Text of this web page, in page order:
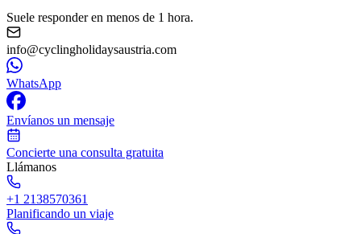
Suele responder en menos de 1 hora.
info@cyclingholidaysaustria.com
WhatsApp
Envíanos un mensaje
Concierte una consulta gratuita
Llámanos
+1 2138570361
Planificando un viaje